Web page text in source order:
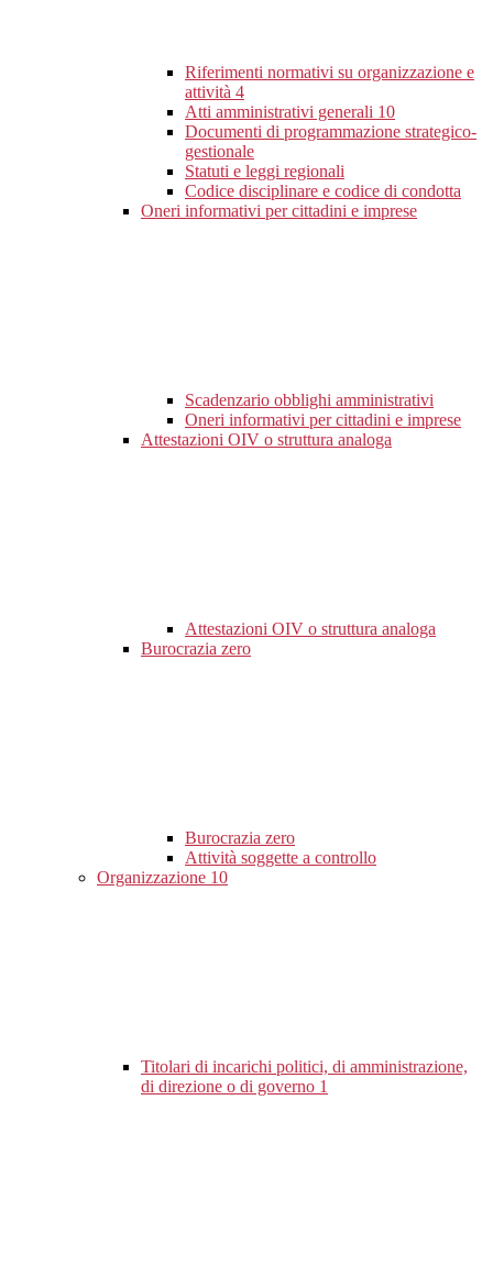
Riferimenti normativi su organizzazione e
attività 4
Atti amministrativi generali 10
Documenti di programmazione strategico-
gestionale
Statuti e leggi regionali
Codice disciplinare e codice di condotta
Oneri informativi per cittadini e imprese
Scadenzario obblighi amministrativi
Oneri informativi per cittadini e imprese
Attestazioni OIV o struttura analoga
Attestazioni OIV o struttura analoga
Burocrazia zero
Burocrazia zero
Attività soggette a controllo
Organizzazione 10
Titolari di incarichi politici, di amministrazione,
di direzione o di governo 1